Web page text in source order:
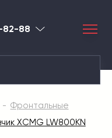
82-88 Красноярск
Фронтальные
XCMG LW800KN